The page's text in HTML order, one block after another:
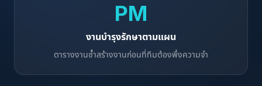
PM
งานบำรุงรักษาตามแผน
ตารางงานซ้ำสร้างงานก่อนที่ทีมต้องพึ่งความจำ